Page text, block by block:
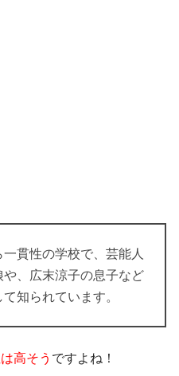
貫性の学校で、芸能人
、広末涼子の息子など
知られています。
高そう ですよね！